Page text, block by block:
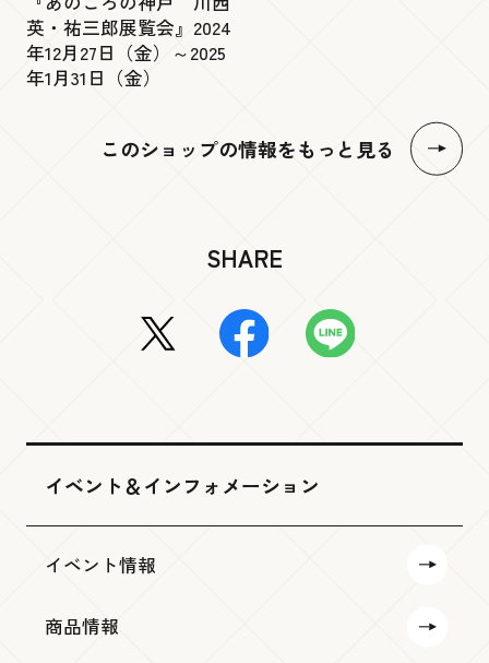
英・祐三郎展覧会』2024
年12月27日（金）～2025
年1月31日（金）
このショップの情報をもっと見る
SHARE
イベント＆インフォメーション
イベント情報
商品情報